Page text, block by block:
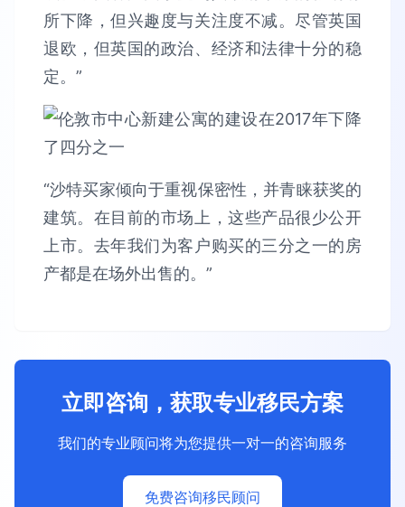
所下降，但兴趣度与关注度不减。尽管英国
退欧，但英国的政治、经济和法律十分的稳
定。”
“沙特买家倾向于重视保密性，并青睐获奖的
建筑。在目前的市场上，这些产品很少公开
上市。去年我们为客户购买的三分之一的房
产都是在场外出售的。”
立即咨询，获取专业移民方案
我们的专业顾问将为您提供一对一的咨询服务
免费咨询移民顾问